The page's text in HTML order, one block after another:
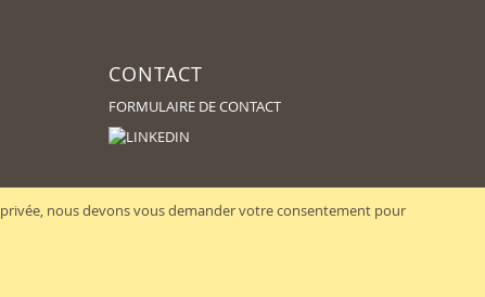
nous devons vous demander votre consentement pour
CONTACT
FORMULAIRE DE CONTACT